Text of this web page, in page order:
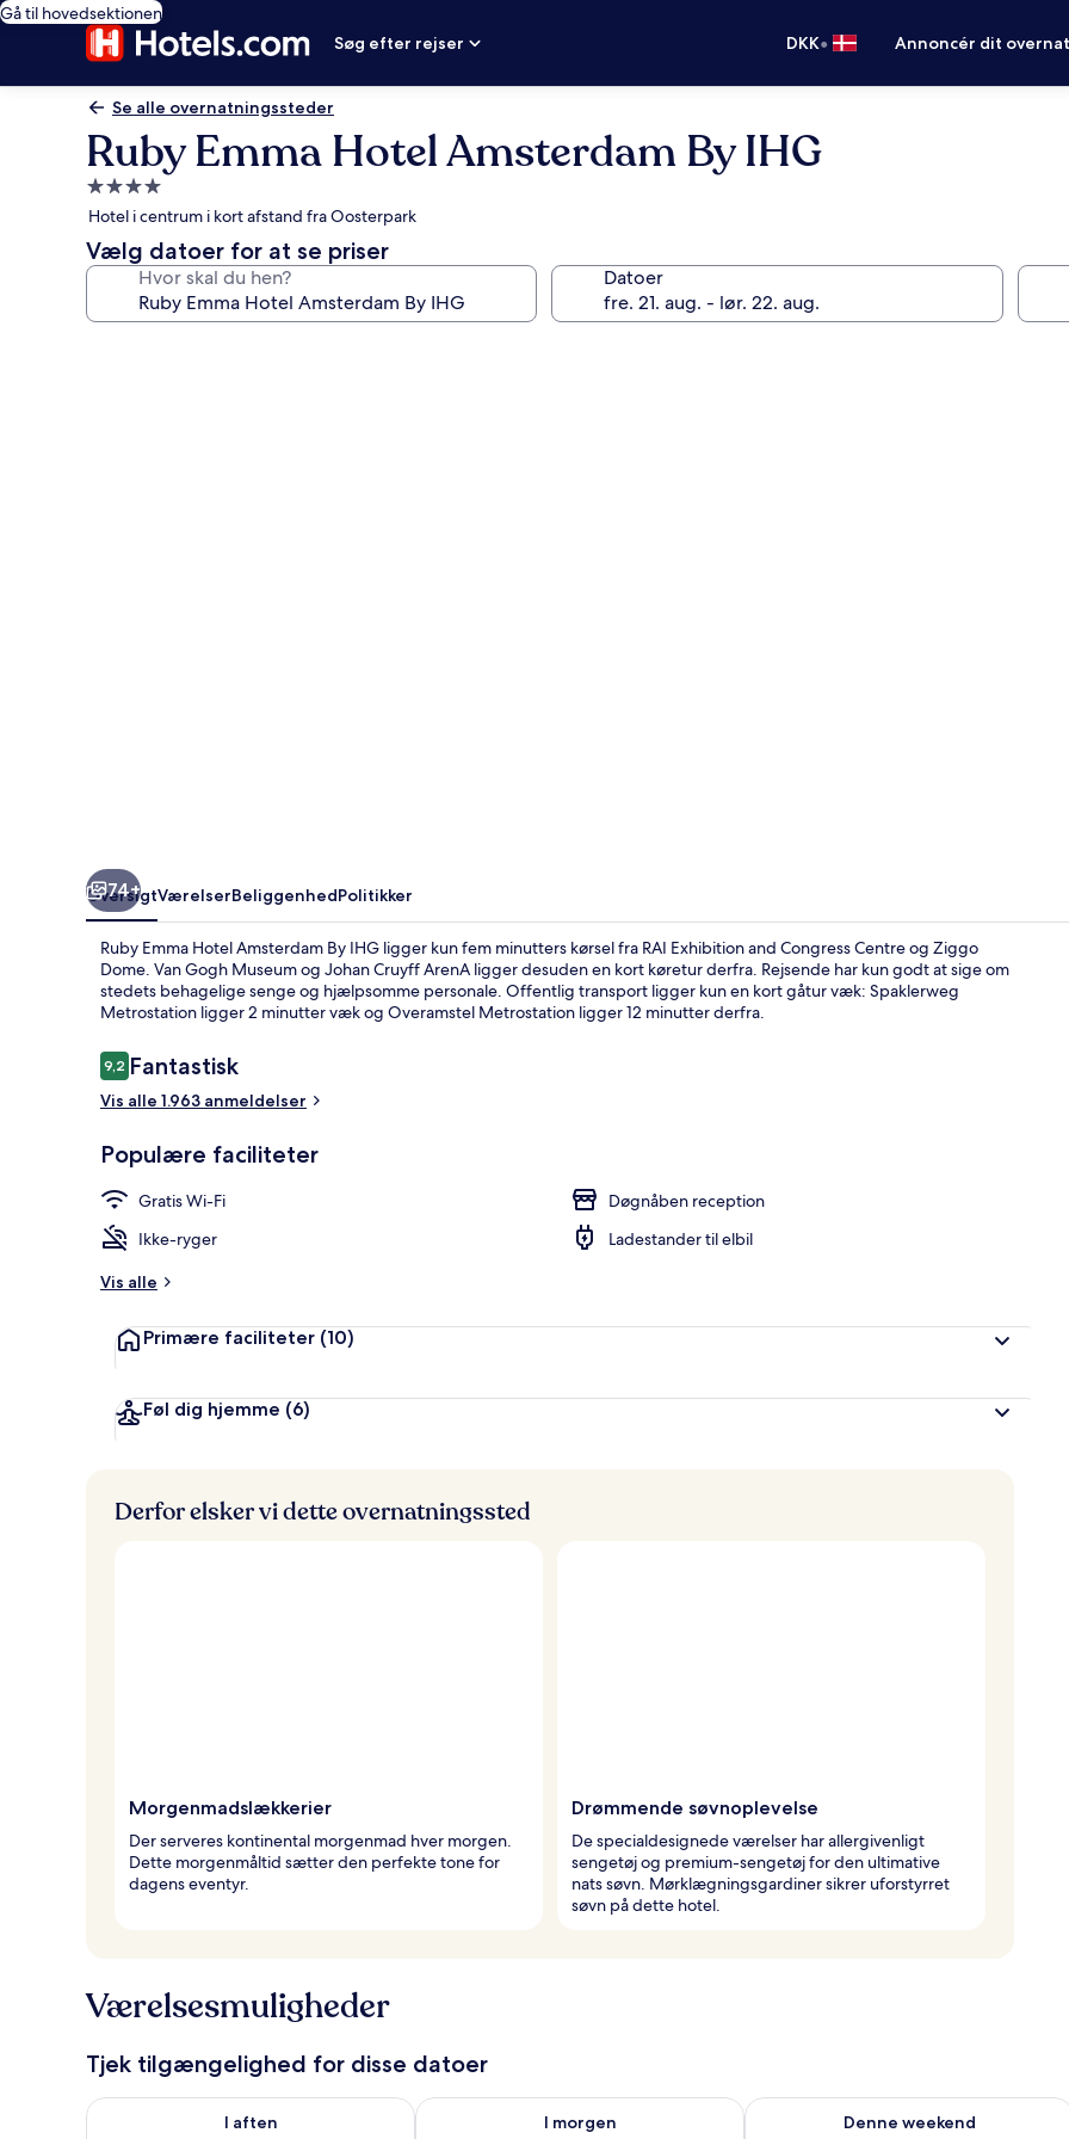
Gå til hovedsektionen
Søg efter rejser
DKK• Annoncér dit
Se alle overnatningssteder
Ruby Emma Hotel Amsterdam By IHG
4.0-
stjernet
overnatningssted
Hotel i centrum i kort afstand fra Oosterpark
Vælg datoer for at se priser
Hvor skal du hen? Datoer
Værelse - 1
74+
OversigtVærelserBeliggenhedPolitikker
Ruby Emma Hotel Amsterdam By IHG ligger kun fem minutters kørsel fra RAI Exhibition and Congress Centre og Ziggo
Dome. Van Gogh Museum og Johan Cruyff ArenA ligger desuden en kort køretur derfra. Rejsende har kun godt at sige om
stedets behagelige senge og hjælpsomme personale. Offentlig transport ligger kun en kort gåtur væk: Spaklerweg
Metrostation ligger 2 minutter væk og Overamstel Metrostation ligger 12 minutter derfra.
Anmeldelser
9,29,2 ud af 10.
Fantastisk
Vis alle 1.963 anmeldelser
Populære faciliteter
Gratis Wi-Fi
Døgnåben reception
Ikke-ryger
Ladestander til elbil
Vis alle
Primære faciliteter (10)
Føl dig hjemme (6)
Derfor elsker vi dette overnatningssted
Morgenmadslækkerier
Der serveres kontinental morgenmad hver morgen.
Dette morgenmåltid sætter den perfekte tone for
dagens eventyr.
Drømmende søvnoplevelse
De specialdesignede værelser har allergivenligt
sengetøj og premium-sengetøj for den ultimative
nats søvn. Mørklægningsgardiner sikrer uforstyrret
søvn på dette hotel.
Værelsesmuligheder
Tjek tilgængelighed for disse datoer
I aften
Tjek tilgængelighed for i aften aug. 7 - aug. 8
I morgen
Tjek tilgængelighed for i morgen aug. 8 - aug. 9
Denne weekend
Tjek tilgængelighed for denne